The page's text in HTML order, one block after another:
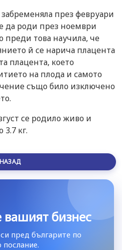
през февруари
да роди през ноември
преди това научила, че
й се нарича плацента
плацента, което
на плода и самото
също било изключено
се родило живо и
кг.
НАЗАД
вашият бизнес
пред българите по